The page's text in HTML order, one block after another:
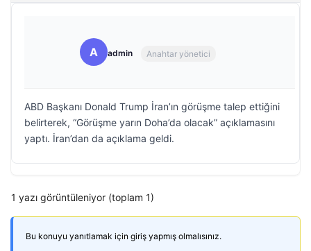
A admin Anahtar yönetici
ABD Başkanı Donald Trump İran’ın görüşme talep ettiğini
belirterek, “Görüşme yarın Doha’da olacak” açıklamasını
yaptı. İran’dan da açıklama geldi.
1 yazı görüntüleniyor (toplam 1)
Bu konuyu yanıtlamak için giriş yapmış olmalısınız.